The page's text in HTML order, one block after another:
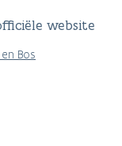
website
Bos